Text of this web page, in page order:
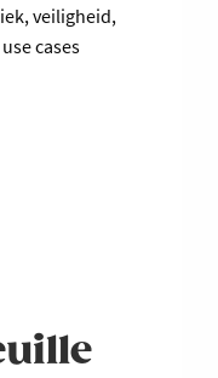
veiligheid,
cases